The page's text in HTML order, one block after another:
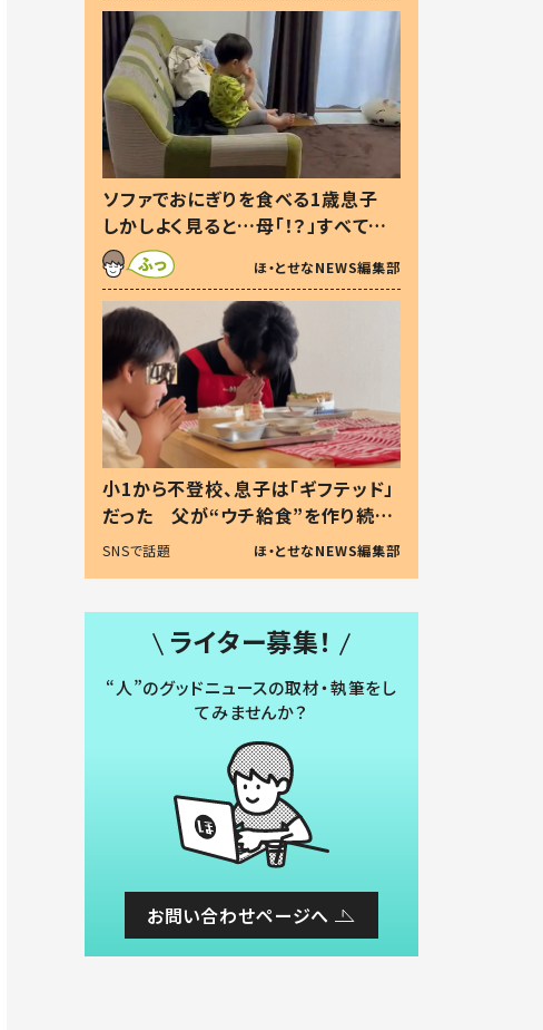
ソファでおにぎりを食べる1歳息子
しかしよく見ると…母「！？」すべてを
察した母の投稿に「可愛いから許
す！」「現行犯〜」
ほ・とせなNEWS編集部
小1から不登校、息子は「ギフテッド」
だった 父が“ウチ給食”を作り続け
る理由とは #令和の親 #令和の子
SNSで話題 ほ・とせなNEWS編集部
ライター募集！
“人”のグッドニュースの取材・執筆をし
てみませんか？
お問い合わせページへ